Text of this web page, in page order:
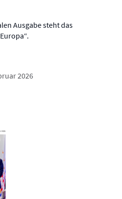
Ausgabe steht das
2026